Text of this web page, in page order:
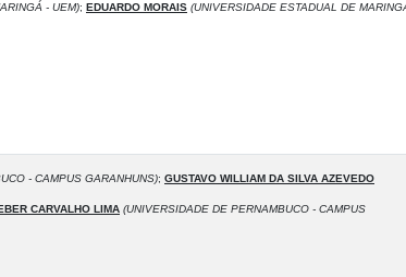
- UEM); EDUARDO MORAIS (UNIVERSIDADE ESTADUAL DE
- CAMPUS GARANHUNS); GUSTAVO WILLIAM DA SILVA AZEVEDO
CARVALHO LIMA (UNIVERSIDADE DE PERNAMBUCO - CAMPUS